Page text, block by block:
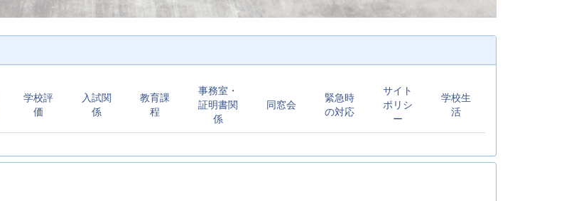
学校評
価
入試関
係
教育課
程
事務室・
証明書関
係
同窓会
緊急時
の対応
サイト
ポリシ
ー
学校生
活